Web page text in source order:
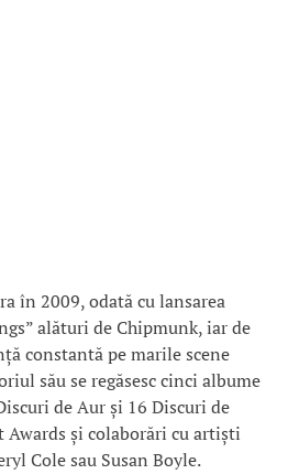
în 2009, odată cu lansarea
alături de Chipmunk, iar de
constantă pe marile scene
său se regăsesc cinci albume
de Aur și 16 Discuri de
și colaborări cu artiști
Cole sau Susan Boyle.